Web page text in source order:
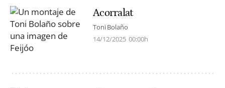
Acorralat
Toni Bolaño
14/12/2025 00:00h